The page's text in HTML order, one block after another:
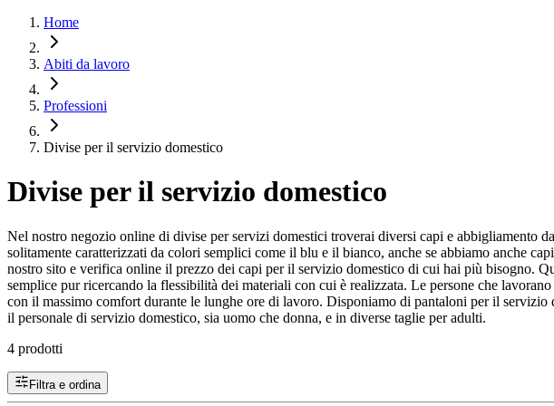
Home
Abiti da lavoro
Professioni
Divise per il servizio domestico
Divise per il servizio domestico
Nel nostro negozio online di divise per servizi domestici troverai diversi capi e abbigliamento
solitamente caratterizzati da colori semplici come il blu e il bianco, anche se abbiamo anche
nostro sito e verifica online il prezzo dei capi per il servizio domestico di cui hai più bisogno.
semplice pur ricercando la flessibilità dei materiali con cui è realizzata. Le persone che
con il massimo comfort durante le lunghe ore di lavoro. Disponiamo di pantaloni per il
il personale di servizio domestico, sia uomo che donna, e in diverse taglie per adulti.
4 prodotti
Filtra e ordina